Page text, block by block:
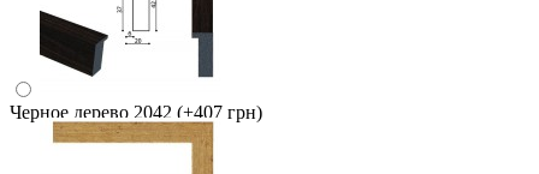
Черное дерево 2042 (+407 грн)